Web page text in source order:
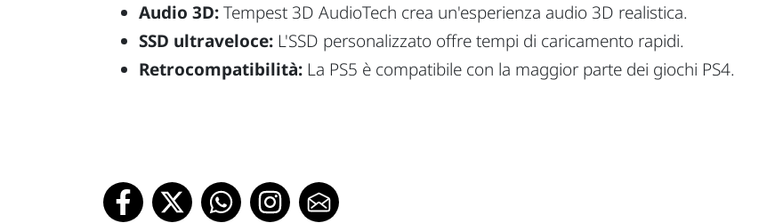
Audio 3D:Tempest 3D AudioTech crea un'esperienza audio 3D realistica.
SSD ultraveloce: L'SSD personalizzato offre tempi di caricamento rapidi.
Retrocompatibilità: La PS5 è compatibile con la maggior parte dei giochi PS4.